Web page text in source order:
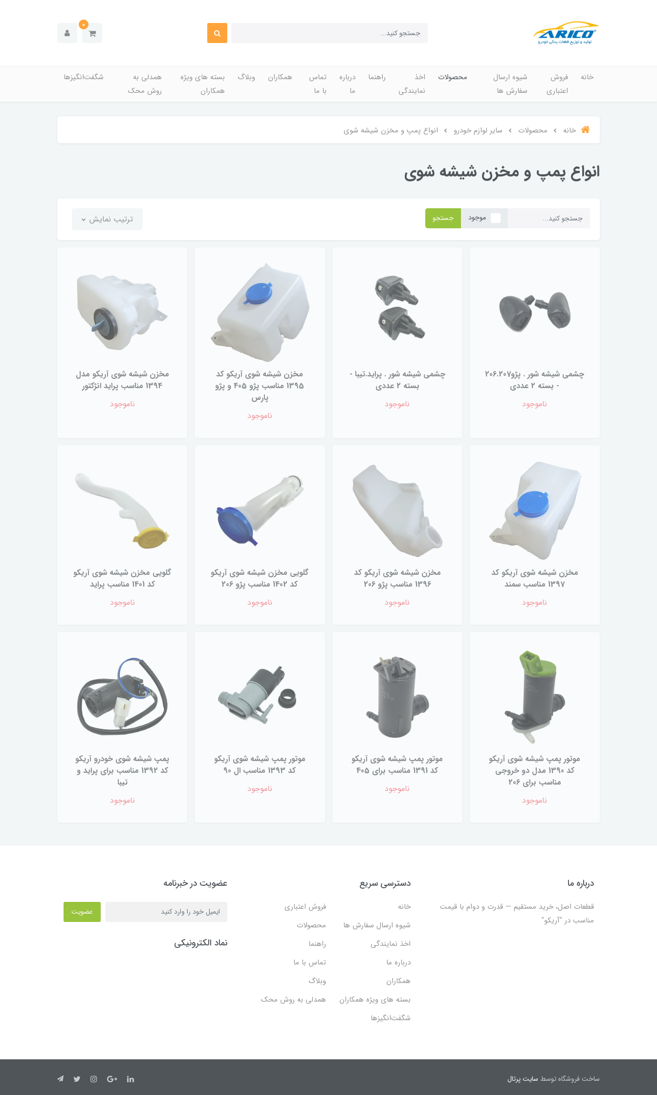
0
خانه
فروش
اعتباری
شیوه ارسال
سفارش ها
محصولات
اخذ
نمایندگی
راهنما
درباره
ما
تماس
با ما
همکاران وبلاگ
بسته های ویژه
همکاران
همدلی به
روش محک
شگفت‌انگیزها
خانه محصولات سایر لوازم خودرو انواع پمپ و مخزن شیشه شوی
انواع پمپ و مخزن شیشه شوی
موجود جستجو ترتیب نمایش
چشمی شیشه شور . پژو206.207
- بسته 2 عددی
ناموجود
چشمی شیشه شور . پراید.تیبا -
بسته 2 عددی
ناموجود
مخزن شیشه شوی آریکو کد
1395 مناسب پژو 405 و پژو
پارس
ناموجود
مخزن شیشه شوی آریکو مدل
1394 مناسب پراید انژکتور
ناموجود
مخزن شیشه شوی آریکو کد
1397 مناسب سمند
ناموجود
مخزن شیشه شوی آریکو کد
1396 مناسب پژو 206
ناموجود
گلویی مخزن شیشه شوی آریکو
کد 1402 مناسب پژو 206
ناموجود
گلویی مخزن شیشه شوی آریکو
کد 1401 مناسب پراید
ناموجود
موتور پمپ شیشه شوی آریکو
کد 1390 مدل دو خروجی
مناسب برای 206
ناموجود
موتور پمپ شیشه شوی آریکو
کد 1391 مناسب برای 405
ناموجود
موتور پمپ شیشه شوی آریکو
کد 1393 مناسب ال 90
ناموجود
پمپ شیشه شوی خودرو آریکو
کد 1392 مناسب برای پراید و
تیبا
ناموجود
درباره ما
قطعات اصل، خرید مستقیم — قدرت و دوام با قیمت
مناسب در "آریکو"
دسترسی سریع
خانه
فروش اعتباری
شیوه ارسال سفارش ها
محصولات
اخذ نمایندگی
راهنما
درباره ما
تماس با ما
همکاران
وبلاگ
بسته های ویژه همکاران
همدلی به روش محک
شگفت‌انگیزها
عضویت در خبرنامه
عضویت
نماد الکترونیکی
ساخت فروشگاه توسط سایت پرتال